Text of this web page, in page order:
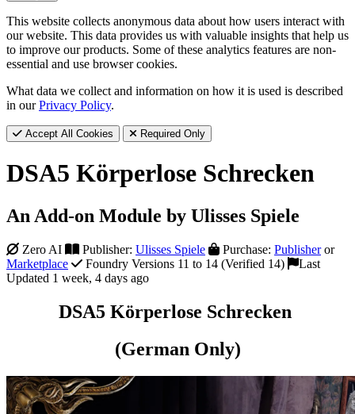
This website collects anonymous data about how users interact with
our website. This data provides us with valuable insights that help us
to improve our products. Some of these analytics features are non-
essential and use browser cookies.
What data we collect and information on how it is used is described
in ourPrivacy Policy.
Accept All Cookies Required Only
DSA5 Körperlose Schrecken
An Add-on Module by Ulisses Spiele
Zero AI Publisher: Ulisses Spiele Purchase: Publisheror
Marketplace
Foundry Versions 11 to 14 (Verified 14)
Last
Updated 1 week, 4 days ago
DSA5 Körperlose Schrecken
(German Only)